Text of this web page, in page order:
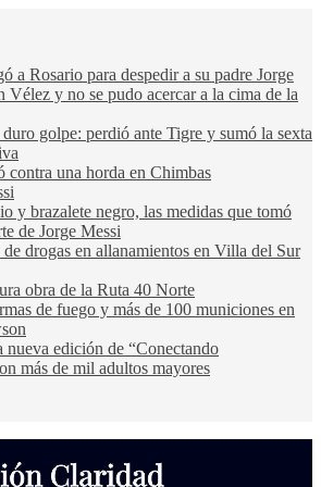
a Rosario para despedir a su padre Jorge
Vélez y no se pudo acercar a la cima de la
golpe: perdió ante Tigre y sumó la sexta
contra una horda en Chimbas
y brazalete negro, las medidas que tomó
de Jorge Messi
drogas en allanamientos en Villa del Sur
obra de la Ruta 40 Norte
de fuego y más de 100 municiones en
edición de “Conectando
más de mil adultos mayores